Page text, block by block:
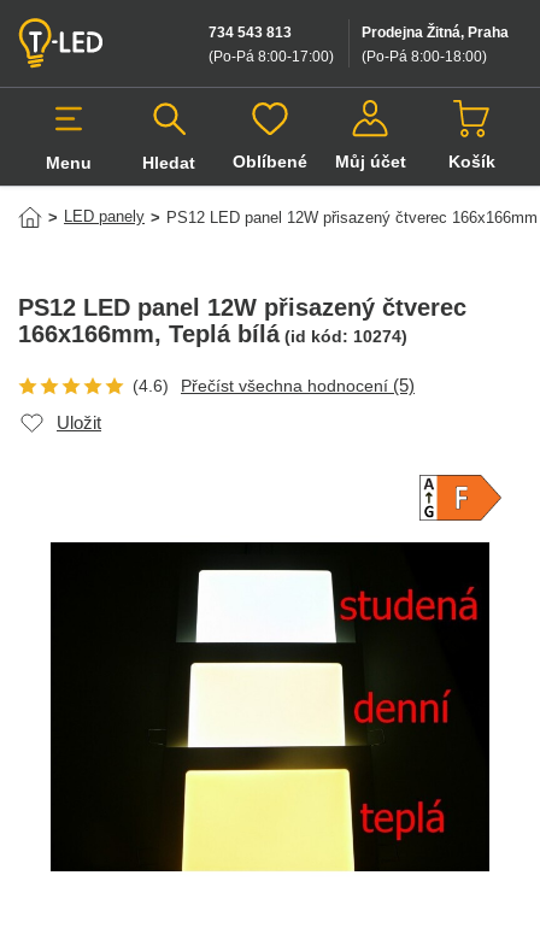
Prodejna Žitná, Praha
(Po-Pá 8:00-18:00)
734 543 813
(Po-Pá 8:00-17:00)
Menu Hledat
Hledat v produktech
Oblíbené Můj účet Košík
> LED panely > PS12 LED panel 12W přisazený čtverec 166x166mm
PS12 LED panel 12W přisazený čtverec
166x166mm, Teplá bílá (id kód: 10274)
(4.6) Přečíst všechna hodnocení (5)
Uložit